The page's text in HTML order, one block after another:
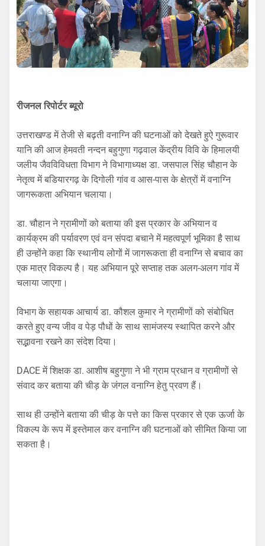
रीजनल रिपोर्टर ब्यूरो
उत्तराखण्ड में तेजी से बढ़ती वनाग्नि की घटनाओं को देखते हुऐ गुरूवार
यानि की आज हेमवती नन्दन बहुगुणा गढ़वाल केंद्रीय विवि के हिमालयी
जलीय जैवविविधता विभाग ने विभागाध्यक्ष डा. जसपाल सिंह चौहान के
नेतृत्व में बडियारगढ़ के दिगोली गांव व आस-पास के क्षेत्रों में वनाग्नि
जागरूकता अभियान चलाया।
डा. चौहान ने ग्रामीणों को बताया की इस प्रकार के अभियान व
कार्यक्रम की पर्यावरण एवं वन संपदा बचाने में महत्वपूर्ण भूमिका है साथ
ही उन्होंने कहा कि स्थानीय लोगों में जागरूकता ही वनाग्नि से बचाव का
एक मात्र विकल्प है। यह अभियान पूरे सप्ताह तक अलग-अलग गांव में
चलाया जाएगा।
विभाग के सहायक आचार्य डा. कौशल कुमार ने ग्रामीणों को संबोधित
करते हुए वन्य जीव व पेड़ पौधों के साथ सामंजस्य स्थापित करने और
सद्भावना रखने का संदेश दिया।
DACE में शिक्षक डा. आशीष बहुगुणा ने भी ग्राम प्रधान व ग्रामीणों से
संवाद कर बताया की चीड़ के जंगल वनाग्नि हेतु प्रवण हैं।
साथ ही उन्होंने बताया की चीड़ के पत्ते का किस प्रकार से एक ऊर्जा के
विकल्प के रूप में इस्तेमाल कर वनाग्नि की घटनाओं को सीमित किया जा
सकता है।